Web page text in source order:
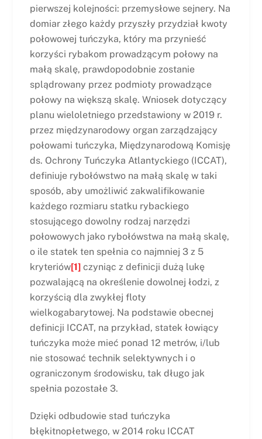
pierwszej kolejności: przemysłowe sejnery. Na
domiar złego każdy przyszły przydział kwoty
połowowej tuńczyka, który ma przynieść
korzyści rybakom prowadzącym połowy na
małą skalę, prawdopodobnie zostanie
splądrowany przez podmioty prowadzące
połowy na większą skalę. Wniosek dotyczący
planu wieloletniego przedstawiony w 2019 r.
przez międzynarodowy organ zarządzający
połowami tuńczyka, Międzynarodową Komisję
ds. Ochrony Tuńczyka Atlantyckiego (ICCAT),
definiuje rybołówstwo na małą skalę w taki
sposób, aby umożliwić zakwalifikowanie
każdego rozmiaru statku rybackiego
stosującego dowolny rodzaj narzędzi
połowowych jako rybołówstwa na małą skalę,
o ile statek ten spełnia co najmniej 3 z 5
kryteriów[1] czyniąc z definicji dużą lukę
pozwalającą na określenie dowolnej łodzi, z
korzyścią dla zwykłej floty
wielkogabarytowej. Na podstawie obecnej
definicji ICCAT, na przykład, statek łowiący
tuńczyka może mieć ponad 12 metrów, i/lub
nie stosować technik selektywnych i o
ograniczonym środowisku, tak długo jak
spełnia pozostałe 3.
Dzięki odbudowie stad tuńczyka
błękitnopłetwego, w 2014 roku ICCAT